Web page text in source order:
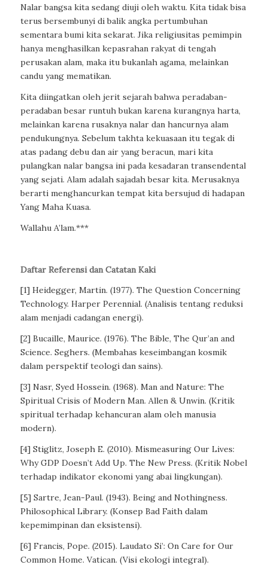
Nalar bangsa kita sedang diuji oleh waktu. Kita tidak bisa
terus bersembunyi di balik angka pertumbuhan
sementara bumi kita sekarat. Jika religiusitas pemimpin
hanya menghasilkan kepasrahan rakyat di tengah
perusakan alam, maka itu bukanlah agama, melainkan
candu yang mematikan.
Kita diingatkan oleh jerit sejarah bahwa peradaban-
peradaban besar runtuh bukan karena kurangnya harta,
melainkan karena rusaknya nalar dan hancurnya alam
pendukungnya. Sebelum takhta kekuasaan itu tegak di
atas padang debu dan air yang beracun, mari kita
pulangkan nalar bangsa ini pada kesadaran transendental
yang sejati. Alam adalah sajadah besar kita. Merusaknya
berarti menghancurkan tempat kita bersujud di hadapan
Yang Maha Kuasa.
Wallahu A’lam.***
Daftar Referensi dan Catatan Kaki
[1] Heidegger, Martin. (1977). The Question Concerning
Technology. Harper Perennial. (Analisis tentang reduksi
alam menjadi cadangan energi).
[2] Bucaille, Maurice. (1976). The Bible, The Qur’an and
Science. Seghers. (Membahas keseimbangan kosmik
dalam perspektif teologi dan sains).
[3] Nasr, Syed Hossein. (1968). Man and Nature: The
Spiritual Crisis of Modern Man. Allen & Unwin. (Kritik
spiritual terhadap kehancuran alam oleh manusia
modern).
[4] Stiglitz, Joseph E. (2010). Mismeasuring Our Lives:
Why GDP Doesn’t Add Up. The New Press. (Kritik Nobel
terhadap indikator ekonomi yang abai lingkungan).
[5] Sartre, Jean-Paul. (1943). Being and Nothingness.
Philosophical Library. (Konsep Bad Faith dalam
kepemimpinan dan eksistensi).
[6] Francis, Pope. (2015). Laudato Si’: On Care for Our
Common Home. Vatican. (Visi ekologi integral).